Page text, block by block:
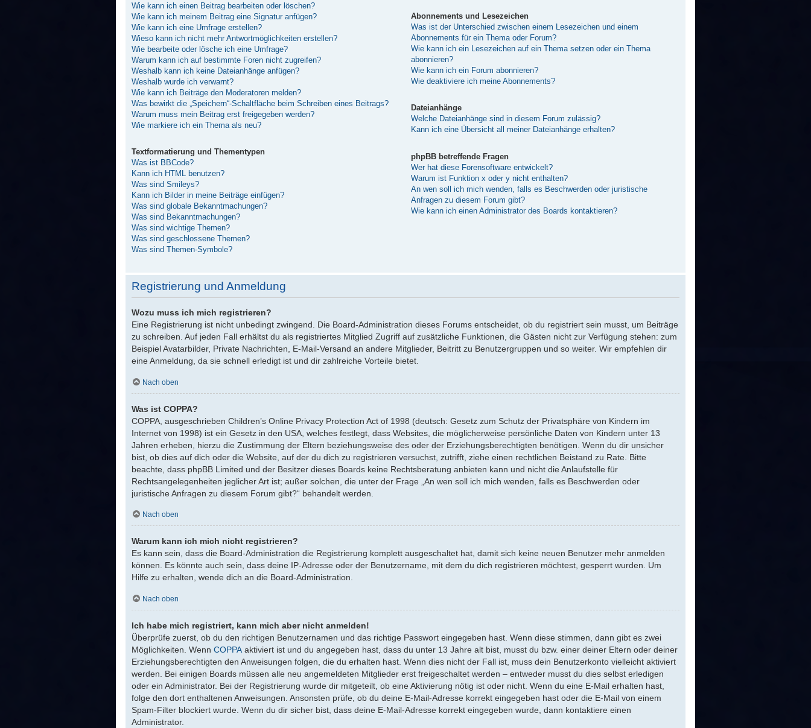
Wie kann ich einen Beitrag bearbeiten oder löschen?
Wie kann ich meinem Beitrag eine Signatur anfügen?
Wie kann ich eine Umfrage erstellen?
Wieso kann ich nicht mehr Antwortmöglichkeiten erstellen?
Wie bearbeite oder lösche ich eine Umfrage?
Warum kann ich auf bestimmte Foren nicht zugreifen?
Weshalb kann ich keine Dateianhänge anfügen?
Weshalb wurde ich verwarnt?
Wie kann ich Beiträge den Moderatoren melden?
Was bewirkt die „Speichern“-Schaltfläche beim Schreiben eines Beitrags?
Warum muss mein Beitrag erst freigegeben werden?
Wie markiere ich ein Thema als neu?
Textformatierung und Thementypen
Was ist BBCode?
Kann ich HTML benutzen?
Was sind Smileys?
Kann ich Bilder in meine Beiträge einfügen?
Was sind globale Bekanntmachungen?
Was sind Bekanntmachungen?
Was sind wichtige Themen?
Was sind geschlossene Themen?
Was sind Themen-Symbole?
Abonnements und Lesezeichen
Was ist der Unterschied zwischen einem Lesezeichen und einem
Abonnements für ein Thema oder Forum?
Wie kann ich ein Lesezeichen auf ein Thema setzen oder ein Thema
abonnieren?
Wie kann ich ein Forum abonnieren?
Wie deaktiviere ich meine Abonnements?
Dateianhänge
Welche Dateianhänge sind in diesem Forum zulässig?
Kann ich eine Übersicht all meiner Dateianhänge erhalten?
phpBB betreffende Fragen
Wer hat diese Forensoftware entwickelt?
Warum ist Funktion x oder y nicht enthalten?
An wen soll ich mich wenden, falls es Beschwerden oder juristische
Anfragen zu diesem Forum gibt?
Wie kann ich einen Administrator des Boards kontaktieren?
Registrierung und Anmeldung
Wozu muss ich mich registrieren?
Eine Registrierung ist nicht unbedingt zwingend. Die Board-Administration dieses Forums entscheidet, ob du registriert sein musst, um Beiträge
zu schreiben. Auf jeden Fall erhältst du als registriertes Mitglied Zugriff auf zusätzliche Funktionen, die Gästen nicht zur Verfügung stehen: zum
Beispiel Avatarbilder, Private Nachrichten, E-Mail-Versand an andere Mitglieder, Beitritt zu Benutzergruppen und so weiter. Wir empfehlen dir
eine Anmeldung, da sie schnell erledigt ist und dir zahlreiche Vorteile bietet.
Nach oben
Was ist COPPA?
COPPA, ausgeschrieben Children’s Online Privacy Protection Act of 1998 (deutsch: Gesetz zum Schutz der Privatsphäre von Kindern im
Internet von 1998) ist ein Gesetz in den USA, welches festlegt, dass Websites, die möglicherweise persönliche Daten von Kindern unter 13
Jahren erheben, hierzu die Zustimmung der Eltern beziehungsweise des oder der Erziehungsberechtigten benötigen. Wenn du dir unsicher
bist, ob dies auf dich oder die Website, auf der du dich zu registrieren versuchst, zutrifft, ziehe einen rechtlichen Beistand zu Rate. Bitte
beachte, dass phpBB Limited und der Besitzer dieses Boards keine Rechtsberatung anbieten kann und nicht die Anlaufstelle für
Rechtsangelegenheiten jeglicher Art ist; außer solchen, die unter der Frage „An wen soll ich mich wenden, falls es Beschwerden oder
juristische Anfragen zu diesem Forum gibt?“ behandelt werden.
Nach oben
Warum kann ich mich nicht registrieren?
Es kann sein, dass die Board-Administration die Registrierung komplett ausgeschaltet hat, damit sich keine neuen Benutzer mehr anmelden
können. Es könnte auch sein, dass deine IP-Adresse oder der Benutzername, mit dem du dich registrieren möchtest, gesperrt wurden. Um
Hilfe zu erhalten, wende dich an die Board-Administration.
Nach oben
Ich habe mich registriert, kann mich aber nicht anmelden!
Überprüfe zuerst, ob du den richtigen Benutzernamen und das richtige Passwort eingegeben hast. Wenn diese stimmen, dann gibt es zwei
Möglichkeiten. Wenn COPPAaktiviert ist und du angegeben hast, dass du unter 13 Jahre alt bist, musst du bzw. einer deiner Eltern oder deiner
Erziehungsberechtigten den Anweisungen folgen, die du erhalten hast. Wenn dies nicht der Fall ist, muss dein Benutzerkonto vielleicht aktiviert
werden. Bei einigen Boards müssen alle neu angemeldeten Mitglieder erst freigeschaltet werden – entweder musst du dies selbst erledigen
oder ein Administrator. Bei der Registrierung wurde dir mitgeteilt, ob eine Aktivierung nötig ist oder nicht. Wenn du eine E-Mail erhalten hast,
folge den dort enthaltenen Anweisungen. Ansonsten prüfe, ob du deine E-Mail-Adresse korrekt eingegeben hast oder die E-Mail von einem
Spam-Filter blockiert wurde. Wenn du dir sicher bist, dass deine E-Mail-Adresse korrekt eingegeben wurde, dann kontaktiere einen
Administrator.